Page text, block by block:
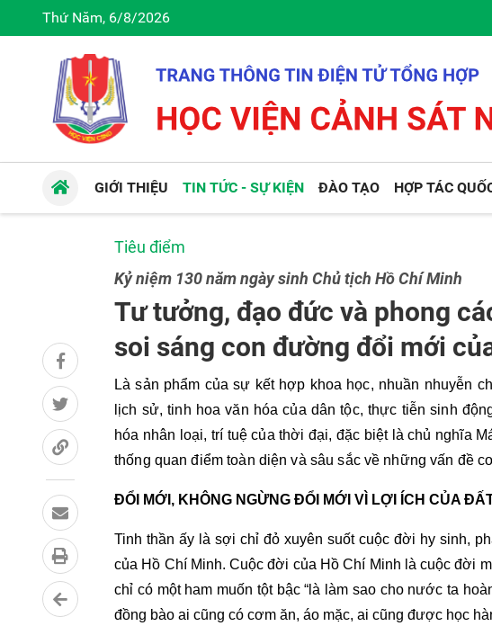
Thứ Năm, 6/8/2026
GIỚI THIỆU TIN TỨC - SỰ KIỆN ĐÀO TẠO HỢP TÁC
Tiêu điểm
Kỷ niệm 130 năm ngày sinh Chủ tịch Hồ Chí Minh
Tư tưởng, đạo đức và phong
soi sáng con đường đổi mới
Là sản phẩm của sự kết hợp khoa học, nhuần nhuyễn
lịch sử, tinh hoa văn hóa của dân tộc, thực tiễn sinh
hóa nhân loại, trí tuệ của thời đại, đặc biệt là chủ nghĩa
thống quan điểm toàn diện và sâu sắc về những vấn đề
ĐỔI MỚI, KHÔNG NGỪNG ĐỔI MỚI VÌ LỢI ÍCH CỦA
Tinh thần ấy là sợi chỉ đỏ xuyên suốt cuộc đời hy sinh,
của Hồ Chí Minh. Cuộc đời của Hồ Chí Minh là cuộc đời
chỉ có một ham muốn tột bậc “là làm sao cho nước ta
đồng bào ai cũng có cơm ăn, áo mặc, ai cũng được học